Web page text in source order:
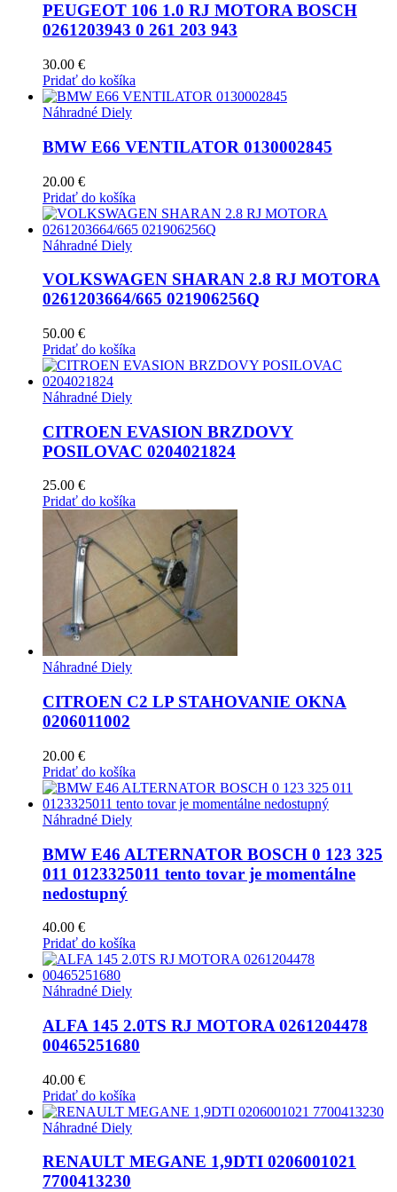
PEUGEOT 106 1.0 RJ MOTORA BOSCH
0261203943 0 261 203 943
30.00 €
Pridať do košíka
Náhradné Diely
BMW E66 VENTILATOR 0130002845
20.00 €
Pridať do košíka
Náhradné Diely
VOLKSWAGEN SHARAN 2.8 RJ MOTORA
0261203664/665 021906256Q
50.00 €
Pridať do košíka
Náhradné Diely
CITROEN EVASION BRZDOVY
POSILOVAC 0204021824
25.00 €
Pridať do košíka
Náhradné Diely
CITROEN C2 LP STAHOVANIE OKNA
0206011002
20.00 €
Pridať do košíka
Náhradné Diely
BMW E46 ALTERNATOR BOSCH 0 123 325
011 0123325011 tento tovar je momentálne
nedostupný
40.00 €
Pridať do košíka
Náhradné Diely
ALFA 145 2.0TS RJ MOTORA 0261204478
00465251680
40.00 €
Pridať do košíka
Náhradné Diely
RENAULT MEGANE 1,9DTI 0206001021
7700413230